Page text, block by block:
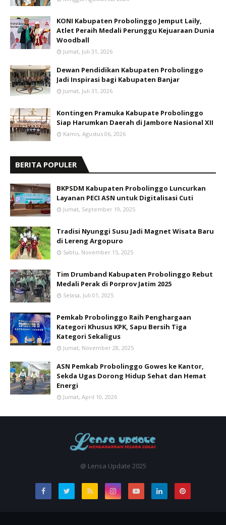
KONI Kabupaten Probolinggo Jemput Laily,
Atlet Peraih Medali Perunggu Kejuaraan Dunia
Woodball
Jumat, Juli 31, 2026
Dewan Pendidikan Kabupaten Probolinggo
Jadi Inspirasi bagi Kabupaten Banjar
Jumat, Juli 31, 2026
Kontingen Pramuka Kabupate Probolinggo
Siap Harumkan Daerah di Jambore Nasional XII
Kamis, Agustus 06, 2026
BERITA POPULER
BKPSDM Kabupaten Probolinggo Luncurkan
Layanan PECI ASN untuk Digitalisasi Cuti
Jumat, September 19, 2025
Tradisi Nyunggi Susu Jadi Magnet Wisata Baru
di Lereng Argopuro
Sabtu, November 15, 2025
Tim Drumband Kabupaten Probolinggo Rebut
Medali Perak di Porprov Jatim 2025
Selasa, Juli 01, 2025
Pemkab Probolinggo Raih Penghargaan
Kategori Khusus KPK, Sapu Bersih Tiga
Kategori Sekaligus
Jumat, November 28, 2025
ASN Pemkab Probolinggo Gowes ke Kantor,
Sekda Ugas Dorong Hidup Sehat dan Hemat
Energi
Jumat, April 10, 2026
@ Lensa Update 2025